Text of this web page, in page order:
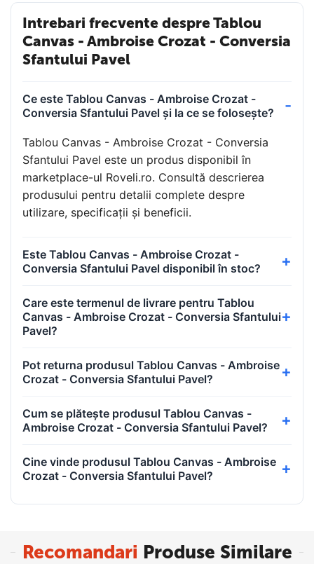
Intrebari frecvente despre Tablou
Canvas - Ambroise Crozat - Conversia
Sfantului Pavel
Ce este Tablou Canvas - Ambroise Crozat -
Conversia Sfantului Pavel și la ce se folosește?
Tablou Canvas - Ambroise Crozat - Conversia
Sfantului Pavel este un produs disponibil în
marketplace-ul Roveli.ro. Consultă descrierea
produsului pentru detalii complete despre
utilizare, specificații și beneficii.
Este Tablou Canvas - Ambroise Crozat -
Conversia Sfantului Pavel disponibil în stoc?
Care este termenul de livrare pentru Tablou
Canvas - Ambroise Crozat - Conversia Sfantului
Pavel?
Pot returna produsul Tablou Canvas - Ambroise
Crozat - Conversia Sfantului Pavel?
Cum se plătește produsul Tablou Canvas -
Ambroise Crozat - Conversia Sfantului Pavel?
Cine vinde produsul Tablou Canvas - Ambroise
Crozat - Conversia Sfantului Pavel?
Recomandari Produse Similare